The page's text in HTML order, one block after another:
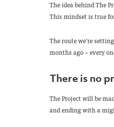
The idea behind The
This mindset is true
The route we’re
months ago – every
There is no
The Project will be
and ending with a